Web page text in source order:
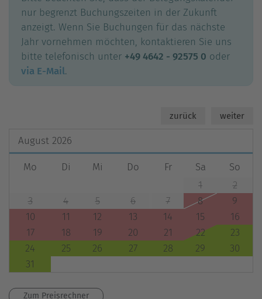
nur begrenzt Buchungszeiten in der Zukunft
anzeigt. Wenn Sie Buchungen für das nächste
Jahr vornehmen möchten, kontaktieren Sie uns
bitte telefonisch unter +49 4642 - 92575 0 oder
via E-Mail.
weiter
zurück
August 2026
Mo Di Mi Do Fr Sa
So
1
2
3
4 5 6 7 8
9
10
11 12 13 14 15
16
17
18 19 20 21 22
23
24
25 26 27 28 29
30
31
Zum Preisrechner